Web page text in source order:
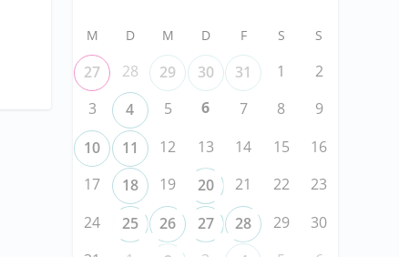
M D M D F S S
27 28 29 30 31 1
2
3
4 5 6 7 8
9
10
11 12 13 14 15
16
17
18 19 20 21 22
23
24
25 26 27 28 29
30